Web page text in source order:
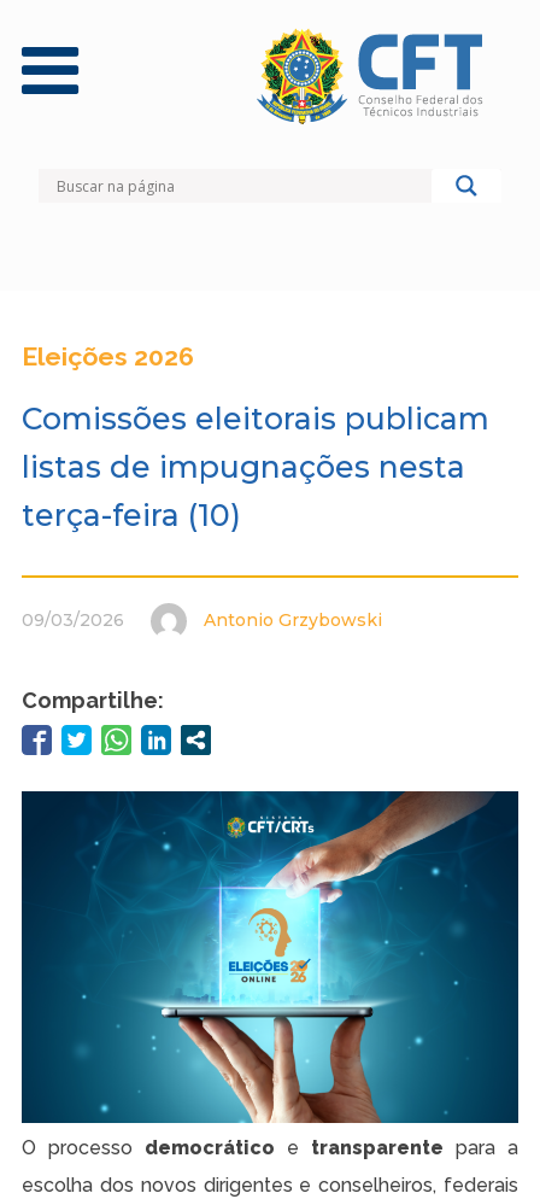
Eleições 2026
Comissões eleitorais publicam
listas de impugnações nesta
terça-feira (10)
09/03/2026 Antonio Grzybowski
Compartilhe:
O processo democrático e transparente para a
escolha dos novos dirigentes e conselheiros, federais